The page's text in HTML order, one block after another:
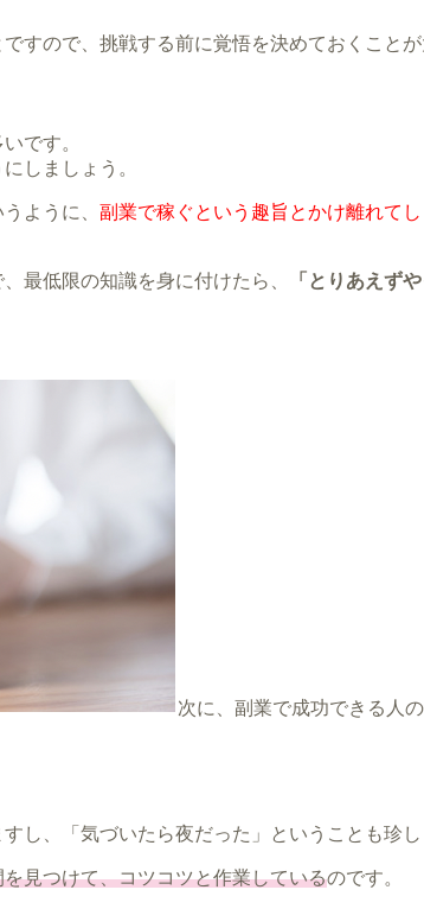
すので、挑戦する前に覚悟を決めておくことが
です。
しましょう。
ように、 副業で稼ぐという趣旨とかけ離れてし
最低限の知識を身に付けたら、 「とりあえず
次に、副業で成功できる人
し、「気づいたら夜だった」ということも珍し
を見つけて、コツコツと作業しているのです。